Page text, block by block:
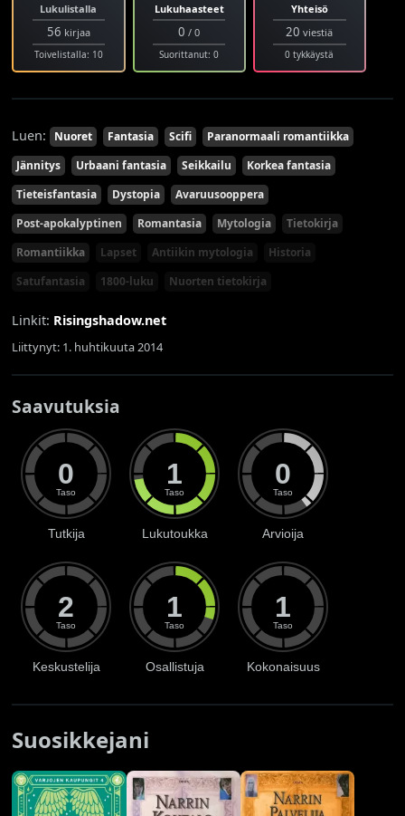
Lukulistalla
56 kirjaa
Toivelistalla: 10
Lukuhaasteet
0 / 0
Suorittanut: 0
Yhteisö
20 viestiä
0 tykkäystä
Luen: Nuoret Fantasia Scifi
Paranormaali romantiikka
Jännitys
Urbaani fantasia Seikkailu
Korkea fantasia
Tieteisfantasia
Dystopia
Avaruusooppera
Post-apokalyptinen
Romantasia Mytologia
Tietokirja
Romantiikka
Lapset Antiikin mytologia
Historia
Satufantasia
1800-luku Nuorten tietokirja
Linkit: Risingshadow.net
Liittynyt: 1. huhtikuuta 2014
Saavutuksia
0
Taso
Tutkija
1
Taso
Lukutoukka
0
Taso
Arvioija
2
Taso
Keskustelija
1
Taso
Osallistuja
1
Taso
Kokonaisuus
Suosikkejani